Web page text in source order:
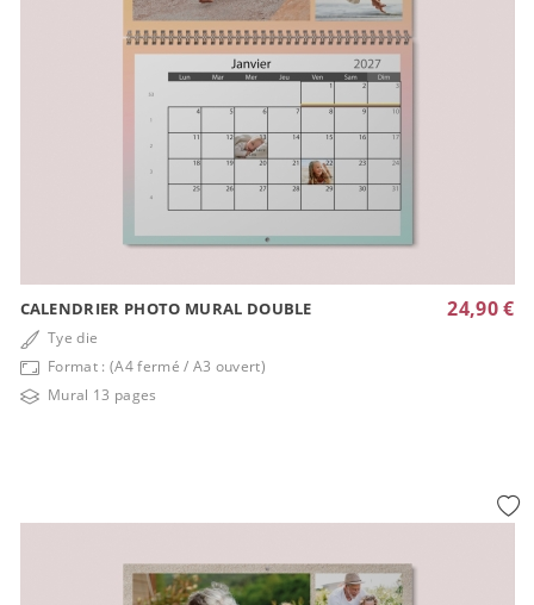
CALENDRIER PHOTO MURAL DOUBLE
Tye die
Format : (A4 fermé / A3 ouvert)
Mural 13 pages
24,90 €